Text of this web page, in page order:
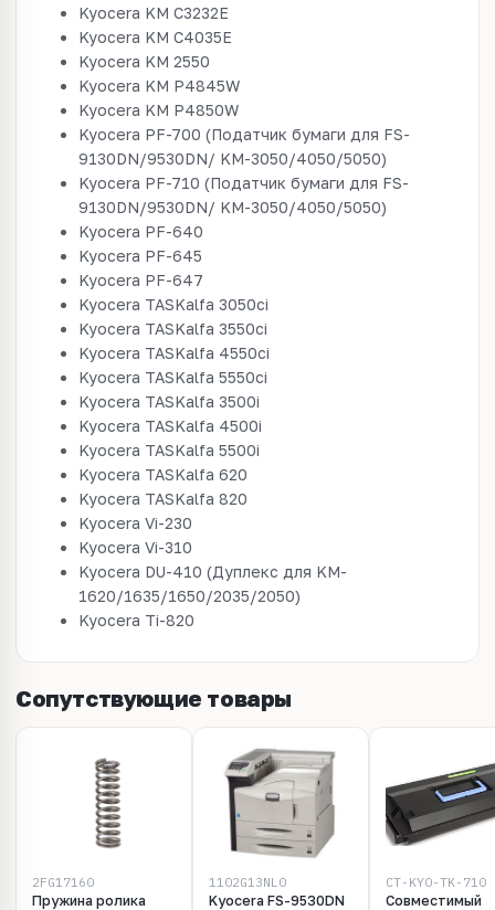
Kyocera KM C3232E
Kyocera KM C4035E
Kyocera KM 2550
Kyocera KM P4845W
Kyocera KM P4850W
Kyocera PF-700 (Податчик бумаги для FS-
9130DN/9530DN/ KM-3050/4050/5050)
Kyocera PF-710 (Податчик бумаги для FS-
9130DN/9530DN/ KM-3050/4050/5050)
Kyocera PF-640
Kyocera PF-645
Kyocera PF-647
Kyocera TASKalfa 3050ci
Kyocera TASKalfa 3550ci
Kyocera TASKalfa 4550ci
Kyocera TASKalfa 5550ci
Kyocera TASKalfa 3500i
Kyocera TASKalfa 4500i
Kyocera TASKalfa 5500i
Kyocera TASKalfa 620
Kyocera TASKalfa 820
Kyocera Vi-230
Kyocera Vi-310
Kyocera DU-410 (Дуплекс для KM-
1620/1635/1650/2035/2050)
Kyocera Ti-820
Сопутствующие товары
2FG17160
Пружина ролика
1102G13NL0
Kyocera FS-9530DN
CT-KYO-TK-710
Совместимый